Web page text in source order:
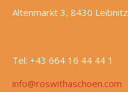
Altenmarkt 3, 8430 Leibnitz
Tel: +43 664 16 44 44 1
info@roswithaschoen.com